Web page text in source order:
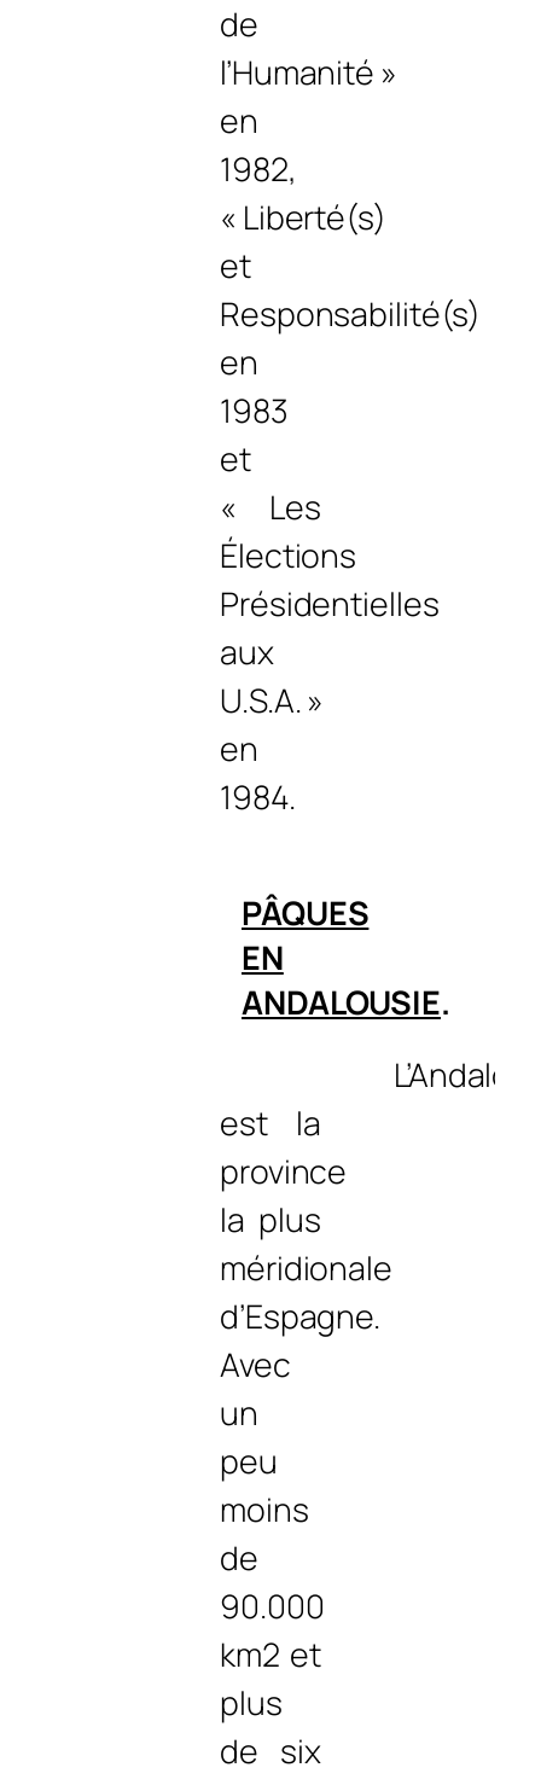
de
l’Humanité »
en
1982,
« Liberté(s)
et
Responsabilité(s)
en
1983
et
« Les
Élections
Présidentielles
aux
U.S.A. »
en
1984.
PÂQUES
EN
ANDALOUSIE.
est la
province
la plus
méridionale
d’Espagne.
Avec
un
peu
moins
de
90.000
km2 et
plus
de six